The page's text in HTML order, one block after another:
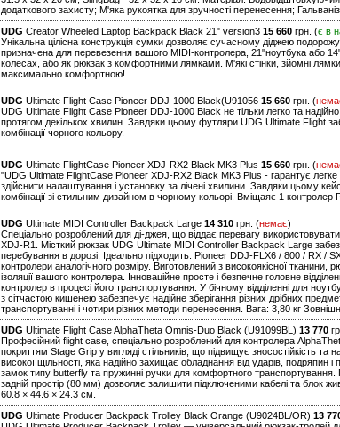
додаткового захисту; М'яка рукоятка для зручності перенесення;
UDG Creator Wheeled Laptop Backpack Black 21" version3 15 660 грн. (є в
Унікальна цілісна конструкція сумки дозволяє сучасному діджею
призначена для перевезення вашого MIDI-контролера, 21"ноутбука або
колесах, або як рюкзак з комфортними лямками. М'які стінки, зйомні
максимально комфортною!
UDG Ultimate Flight Case Pioneer DDJ-1000 Black(U91056 15 660 грн. (
UDG Ultimate Flight Case Pioneer DDJ-1000 Black не тільки легко та
протягом декількох хвилин. Завдяки цьому футляри UDG Ultimate Flight
комбінації чорного кольору.
UDG Ultimate FlightCase Pioneer XDJ-RX2 Black MK3 Plus 15 660 грн. (
"UDG Ultimate FlightCase Pioneer XDJ-RX2 Black MK3 Plus - гарантує
здійснити налаштування і установку за лічені хвилини. Завдяки цьому
комбінації зі стильним дизайном в чорному кольорі. Вміщаяє 1
UDG Ultimate MIDI Controller Backpack Large 14 310 грн. (немає)
Спеціально розроблений для ді-джея, що віддає перевагу
XDJ-R1. Місткий рюкзак UDG Ultimate MIDI Controller Backpack Large
перебування в дорозі. Ідеально підходить: Pioneer DDJ-FLX6 / 800 / RX
контролери аналогічного розміру. Виготовлений з високоякісної
ізоляції вашого контролера. Інноваційне просте і безпечне головне
контролер в процесі його транспортування. У бічному відділенні для
з сітчастою кишенею забезпечує надійне зберігання різних дрібних
транспортуванні і чотири різних методи перенесення. Вага: 3,80 кг
UDG Ultimate Flight Case AlphaTheta Omnis-Duo Black (U91099BL) 13 770
Професійний flight case, спеціально розроблений для контролера
покриттям Stage Grip у вигляді стільників, що підвищує зносостійкість
високої щільності, яка надійно захищає обладнання від ударів, подряпин і
замок типу butterfly та пружинні ручки для комфортного
задній простір (80 мм) дозволяє залишити підключеними кабелі та блок
60.8 × 44.6 × 24.3 см.
UDG Ultimate Producer Backpack Trolley Black Orange (U9024BL/OR) 13